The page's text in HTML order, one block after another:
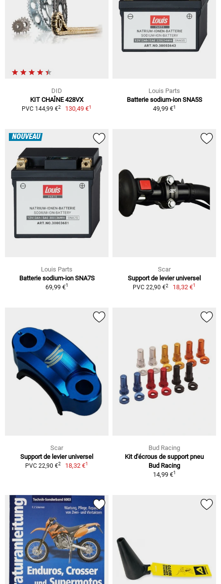
DID
KIT CHAÎNE 428VX
PVC 144,99 €2 130,49 €1
Louis Parts
Batterie sodium-ion SNA5S
49,99 €1
NOUVEAU
Louis Parts
Batterie sodium-ion SNA7S
69,99 €1
Scar
Support de levier universel
PVC 22,90 €2 18,32 €1
Scar
Support de levier universel
PVC 22,90 €2 18,32 €1
Bud Racing
Kit d'écrous de support pneu
Bud Racing
14,99 €1